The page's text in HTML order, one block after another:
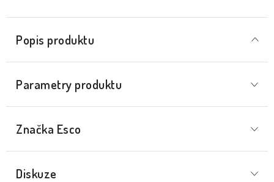
Popis produktu
Parametry produktu
Značka Esco
Diskuze